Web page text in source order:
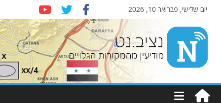
יום שלישי, פברואר 10, 2026
Nziv.net
מודיעין
מהמקורות